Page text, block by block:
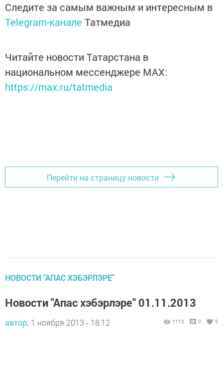
Следите за самым важным и интересным в
Telegram-канале Татмедиа
Читайте новости Татарстана в
национальном мессенджере MАХ:
https://max.ru/tatmedia
Перейти на страницу новости
НОВОСТИ "АПАС ХЭБЭРЛЭРЕ"
Новости "Апас хэбэрлэре" 01.11.2013
автор, 1 ноября 2013 - 18:12 1112 0 0